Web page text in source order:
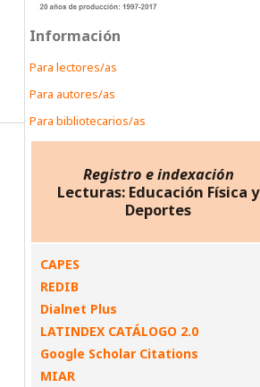
Información
Para lectores/as
Para autores/as
Para bibliotecarios/as
Registro e indexación
Lecturas: Educación Física y
Deportes
CAPES
REDIB
Dialnet Plus
LATINDEX CATÁLOGO 2.0
Google Scholar Citations
MIAR